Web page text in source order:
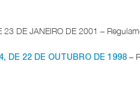
23 DE JANEIRO DE 2001 –
DE 22 DE OUTUBRO DE 1998 –